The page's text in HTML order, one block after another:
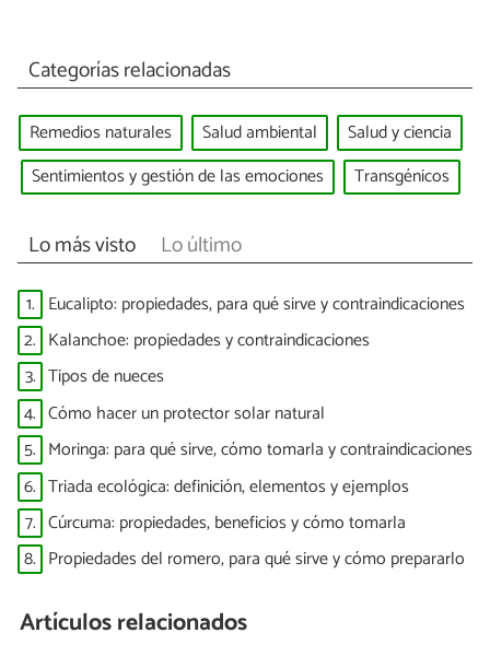
Categorías relacionadas
Remedios naturales Salud ambiental
Salud y ciencia
Sentimientos y gestión de las emociones
Transgénicos
Lo más visto Lo último
1. Eucalipto: propiedades, para qué sirve y contraindicaciones
2. Kalanchoe: propiedades y contraindicaciones
3. Tipos de nueces
4. Cómo hacer un protector solar natural
5. Moringa: para qué sirve, cómo tomarla y contraindicaciones
6. Triada ecológica: definición, elementos y ejemplos
7. Cúrcuma: propiedades, beneficios y cómo tomarla
8. Propiedades del romero, para qué sirve y cómo prepararlo
Artículos relacionados